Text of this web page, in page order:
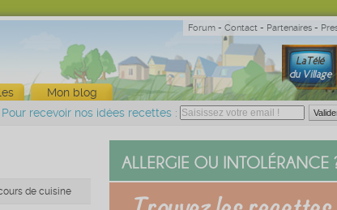
Forum - Contact - Partenaires -
Mon blog
Pour recevoir nos idées recettes :
de cuisine